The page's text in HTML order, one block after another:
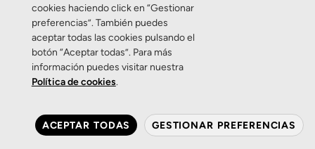
Etiqueta:fiestas de
Tudela
Zamarripa
La tradición manda:
cerramos en Santa Ana
cookies haciendo click en “Gestionar
preferencias”. También puedes
aceptar todas las cookies pulsando el
botón “Aceptar todas”. Para más
información puedes visitar nuestra
Política de cookies.
ACEPTAR TODAS GESTIONAR PREFERENCIAS